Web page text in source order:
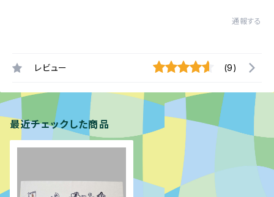
通報する
レビュー (9)
最近チェックした商品